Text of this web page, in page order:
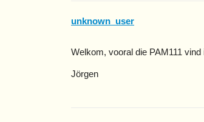
unknown_user
Welkom, vooral die PAM111 vind
Jörgen